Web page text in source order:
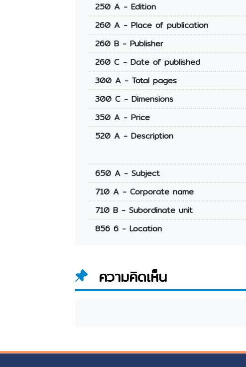
250 A - Edition
260 A - Place of publication
260 B - Publisher
260 C - Date of published
300 A - Total pages
300 C - Dimensions
350 A - Price
520 A - Description
650 A - Subject
710 A - Corporate name
710 B - Subordinate unit
856 6 - Location
ความคิดเห็น